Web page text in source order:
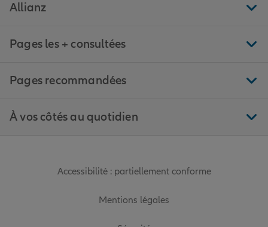
Allianz
Pages les + consultées
Pages recommandées
À vos côtés au quotidien
Accessibilité : partiellement conforme
Mentions légales